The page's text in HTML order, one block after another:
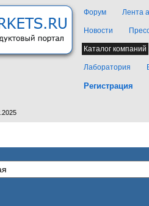
Форум Лента
Новости
Каталог компаний
Лаборатория
Регистрация